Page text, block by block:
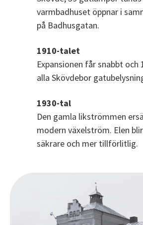
varmbadhuset öppnar i
på Badhusgatan.
1910-talet
Expansionen får snabbt och
alla Skövdebor
1930-tal
Den gamla likströmmen
modern växelström. Elen
säkrare och mer tillförlitlig.